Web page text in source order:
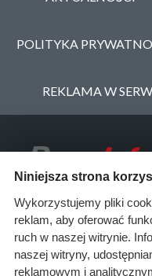
Siedziba
ul. Jordanowska 12, 04-
Oddział Poznań
ul. Kochanowskiego 18/
Niniejsza strona
Wykorzystujemy pliki
reklam, aby oferować
ruch w naszej witrynie.
naszej witryny,
reklamowym i